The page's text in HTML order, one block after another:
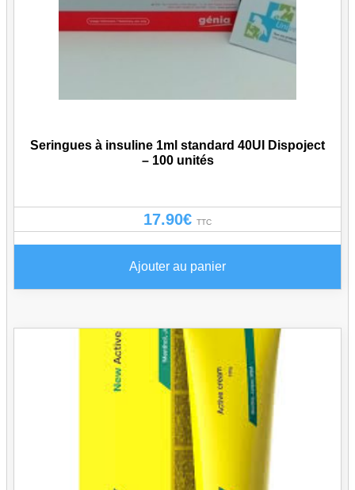
Seringues à insuline 1ml standard 40UI Dispoject
– 100 unités
17.90€ TTC
Ajouter au panier